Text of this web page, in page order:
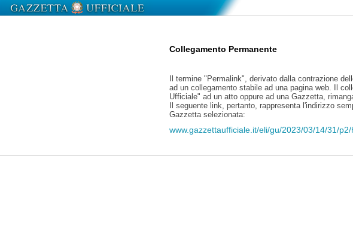
Collegamento Permanente
Il termine "Permalink", derivato dalla contrazione
ad un collegamento stabile ad una pagina web. Il
Ufficiale" ad un atto oppure ad una Gazzetta,
Il seguente link, pertanto, rappresenta l'indirizzo
Gazzetta selezionata:
www.gazzettaufficiale.it/eli/gu/2023/03/14/31/